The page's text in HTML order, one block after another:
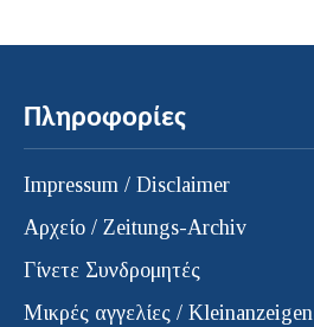
Πληροφορίες
Impressum / Disclaimer
Αρχείο / Zeitungs-Archiv
Γίνετε Συνδρομητές
Μικρές αγγελίες / Kleinanzeigen